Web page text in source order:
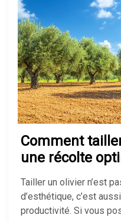
Comment
une récolte
Tailler un olivier n’est
d’esthétique, c’est
productivité. Si vous